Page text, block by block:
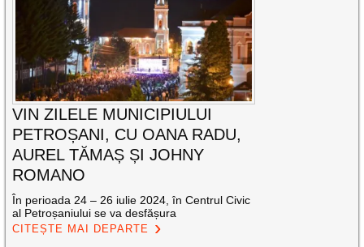
VIN ZILELE MUNICIPIULUI
PETROȘANI, CU OANA RADU,
AUREL TĂMAȘ ȘI JOHNY
ROMANO
În perioada 24 – 26 iulie 2024, în Centrul Civic
al Petroșaniului se va desfășura
CITEȘTE MAI DEPARTE